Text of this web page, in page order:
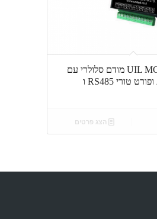
UIL MODEM DOR 3 מודם סלולרי עם
כניסות אנלוגיות ופורט טורי RS485 ו
הצג פרטים